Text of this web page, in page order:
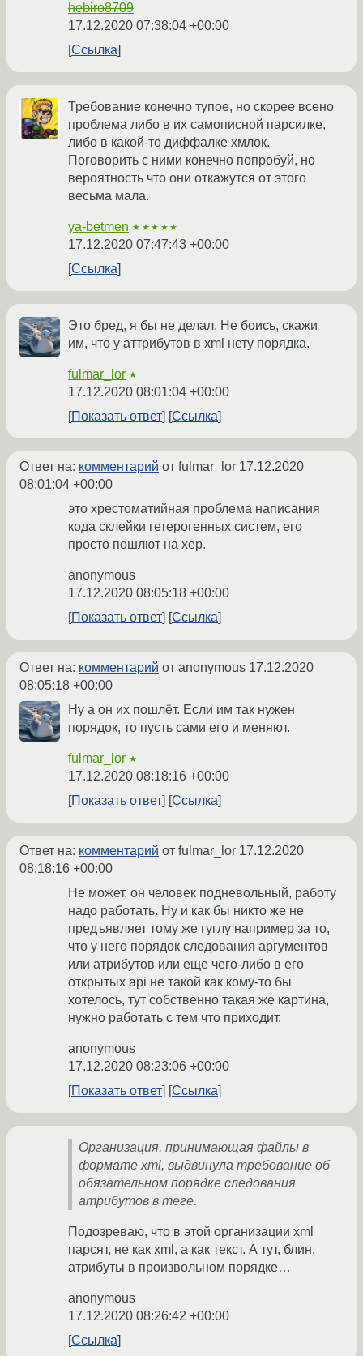
hebiro8709
17.12.2020 07:38:04 +00:00
Ссылка
Требование конечно тупое, но скорее всено
проблема либо в их самописной парсилке,
либо в какой-то диффалке хмлок.
Поговорить с ними конечно попробуй, но
вероятность что они откажутся от этого
весьма мала.
ya-betmen ★★★★★
17.12.2020 07:47:43 +00:00
Ссылка
Это бред, я бы не делал. Не боись, скажи
им, что у аттрибутов в xml нету порядка.
fulmar_lor ★
17.12.2020 08:01:04 +00:00
Показать ответ
Ссылка
Ответ на: комментарий от fulmar_lor 17.12.2020
08:01:04 +00:00
это хрестоматийная проблема написания
кода склейки гетерогенных систем, его
просто пошлют на хер.
anonymous
17.12.2020 08:05:18 +00:00
Показать ответ
Ссылка
Ответ на: комментарий от anonymous 17.12.2020
08:05:18 +00:00
Ну а он их пошлёт. Если им так нужен
порядок, то пусть сами его и меняют.
fulmar_lor ★
17.12.2020 08:18:16 +00:00
Показать ответ
Ссылка
Ответ на: комментарий от fulmar_lor 17.12.2020
08:18:16 +00:00
Не может, он человек подневольный, работу
надо работать. Ну и как бы никто же не
предъявляет тому же гуглу например за то,
что у него порядок следования аргументов
или атрибутов или еще чего-либо в его
открытых api не такой как кому-то бы
хотелось, тут собственно такая же картина,
нужно работать с тем что приходит.
anonymous
17.12.2020 08:23:06 +00:00
Показать ответ
Ссылка
Организация, принимающая файлы в
формате xml, выдвинула требование об
обязательном порядке следования
атрибутов в теге.
Подозреваю, что в этой организации xml
парсят, не как xml, а как текст. А тут, блин,
атрибуты в произвольном порядке…
anonymous
17.12.2020 08:26:42 +00:00
Ссылка